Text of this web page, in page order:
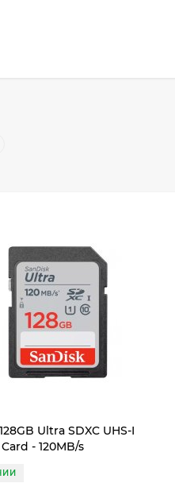
Ultra SDXC UHS-I
- 120MB/s